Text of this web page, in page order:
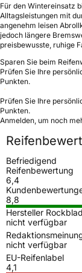
Für den Wintereinsatz
Alltagsleistungen mit
angenehm leisen
jedoch längere
preisbewusste, ruhige
Sparen Sie beim
Prüfen Sie Ihre
Punkten.
Prüfen Sie Ihre
Punkten.
Anmelden, um noch
Befriedigend
Reifenbewertung
6,4
8,8
Hersteller
nicht verfügbar
nicht verfügbar
EU-Reifenlabel
4,1